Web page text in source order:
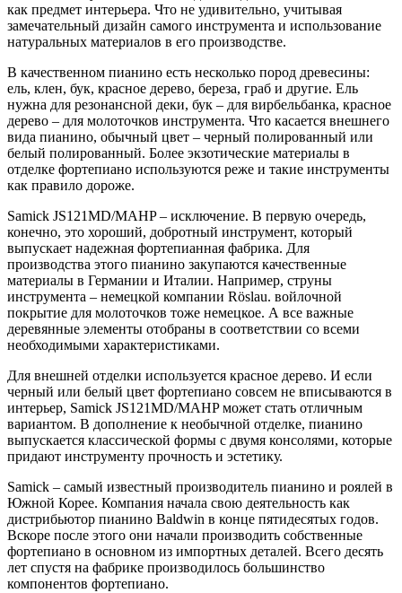
как предмет интерьера. Что не удивительно, учитывая
замечательный дизайн самого инструмента и использование
натуральных материалов в его производстве.
В качественном пианино есть несколько пород древесины:
ель, клен, бук, красное дерево, береза, граб и другие. Ель
нужна для резонансной деки, бук – для вирбельбанка, красное
дерево – для молоточков инструмента. Что касается внешнего
вида пианино, обычный цвет – черный полированный или
белый полированный. Более экзотические материалы в
отделке фортепиано используются реже и такие инструменты
как правило дороже.
Samick JS121MD/MAHP – исключение. В первую очередь,
конечно, это хороший, добротный инструмент, который
выпускает надежная фортепианная фабрика. Для
производства этого пианино закупаются качественные
материалы в Германии и Италии. Например, струны
инструмента – немецкой компании Röslau. войлочной
покрытие для молоточков тоже немецкое. А все важные
деревянные элементы отобраны в соответствии со всеми
необходимыми характеристиками.
Для внешней отделки используется красное дерево. И если
черный или белый цвет фортепиано совсем не вписываются в
интерьер, Samick JS121MD/MAHP может стать отличным
вариантом. В дополнение к необычной отделке, пианино
выпускается классической формы с двумя консолями, которые
придают инструменту прочность и эстетику.
Samick – самый известный производитель пианино и роялей в
Южной Корее. Компания начала свою деятельность как
дистрибьютор пианино Baldwin в конце пятидесятых годов.
Вскоре после этого они начали производить собственные
фортепиано в основном из импортных деталей. Всего десять
лет спустя на фабрике производилось большинство
компонентов фортепиано.